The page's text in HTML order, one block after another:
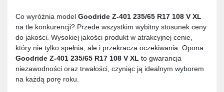
Co wyróżnia model Goodride Z-401 235/65 R17 108 V XL
na tle konkurencji? Przede wszystkim wybitny stosunek ceny
do jakości. Wysokiej jakości produkt w atrakcyjnej cenie,
który nie tylko spełnia, ale i przekracza oczekiwania. Opona
Goodride Z-401 235/65 R17 108 V XL to gwarancja
niezawodności oraz trwałości, czyniąc ją idealnym wyborem
na każdą porę roku.